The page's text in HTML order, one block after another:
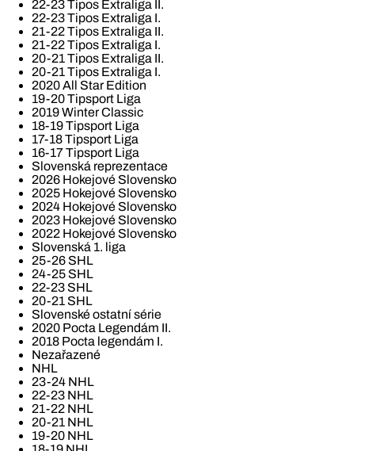
22-23 Tipos Extraliga II.
22-23 Tipos Extraliga I.
21-22 Tipos Extraliga II.
21-22 Tipos Extraliga I.
20-21 Tipos Extraliga II.
20-21 Tipos Extraliga I.
2020 All Star Edition
19-20 Tipsport Liga
2019 Winter Classic
18-19 Tipsport Liga
17-18 Tipsport Liga
16-17 Tipsport Liga
Slovenská reprezentace
2026 Hokejové Slovensko
2025 Hokejové Slovensko
2024 Hokejové Slovensko
2023 Hokejové Slovensko
2022 Hokejové Slovensko
Slovenská 1. liga
25-26 SHL
24-25 SHL
22-23 SHL
20-21 SHL
Slovenské ostatní série
2020 Pocta Legendám II.
2018 Pocta legendám I.
Nezařazené
NHL
23-24 NHL
22-23 NHL
21-22 NHL
20-21 NHL
19-20 NHL